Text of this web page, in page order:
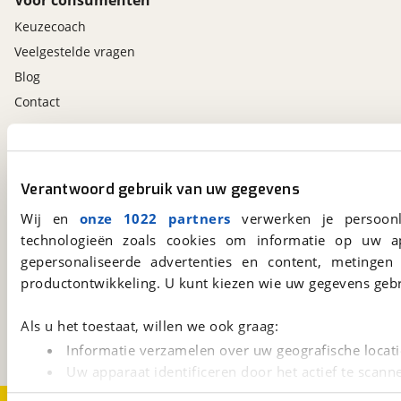
Verantwoord gebruik van uw gegevens
Wij en onze 1022 partners verwerken je
technologieën zoals cookies om informatie op
gepersonaliseerde advertenties en content,
productontwikkeling. U kunt kiezen wie uw gegevens
Als u het toestaat, willen we ook graag:
Informatie verzamelen over uw geografische
Uw apparaat identificeren door het actief te
Lees meer over hoe uw persoonlijke gegevens worden
Keuzecoach
Veelgestelde vragen
Blog
Contact
viaBOVAG.nl
15
Een initiatief van
BOVAG
viaBOVAG.nl app
Altijd het meest recente aanbod bij de hand.